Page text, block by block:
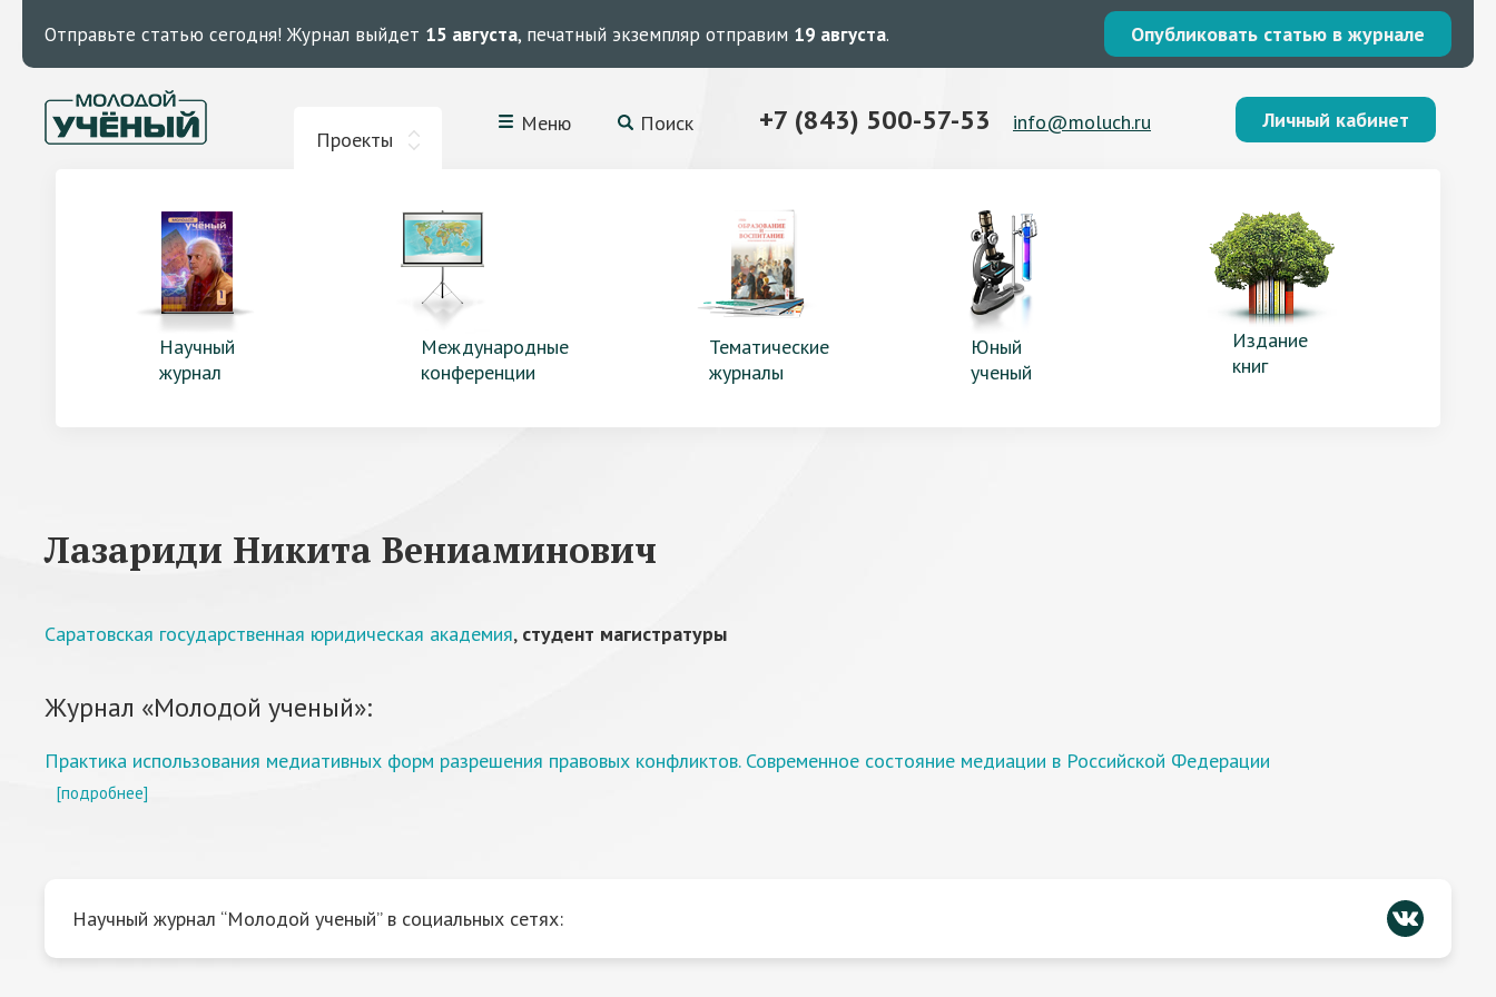
Отправьте статью сегодня! Журнал выйдет 15 августа, печатный экземпляр отправим 19 августа. Опубликовать статью в журнале
Проекты
Меню Поиск +7 (843) 500-57-53 info@moluch.ru Личный кабинет
Научный
журнал
Международные
конференции
Тематические
журналы
Юный
ученый
Издание
книг
Лазариди Никита Вениаминович
Саратовская государственная юридическая академия, студент магистратуры
Журнал «Молодой ученый»:
Практика использования медиативных форм разрешения правовых конфликтов. Современное состояние медиации в Российской Федерации
[подробнее]
Научный журнал “Молодой ученый” в социальных сетях: